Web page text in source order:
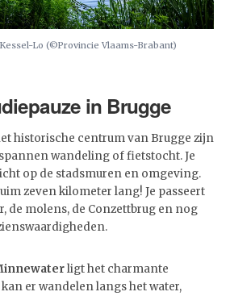
Lo (©Provincie Vlaams-Brabant)
in Brugge
historische centrum van Brugge zijn
wandeling of fietstocht. Je
op de stadsmuren en omgeving.
zeven kilometer lang! Je passeert
de molens, de Conzettbrug en nog
ligt het charmante
kan er wandelen langs het water,